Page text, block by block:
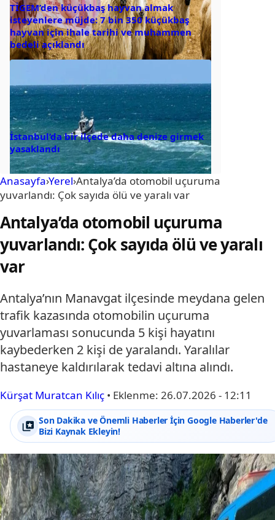
TİGEM’den küçükbaş hayvan almak
isteyenlere müjde: 7 bin 350 küçükbaş
hayvan için ihale tarihi ve muhammen
bedeli açıklandı
İstanbul’da bir ilçede daha denize girmek
yasaklandı
Anasayfa›Yerel›Antalya’da otomobil uçuruma
yuvarlandı: Çok sayıda ölü ve yaralı var
Antalya’da otomobil uçuruma
yuvarlandı: Çok sayıda ölü ve yaralı
var
Antalya’nın Manavgat ilçesinde meydana gelen
trafik kazasında otomobilin uçuruma
yuvarlaması sonucunda 5 kişi hayatını
kaybederken 2 kişi de yaralandı. Yaralılar
hastaneye kaldırılarak tedavi altına alındı.
Kürşat Muratcan Kılıç • Eklenme: 26.07.2026 - 12:11
Son Dakika ve Önemli Haberler İçin Google Haberler'de
Bizi Kaynak Ekleyin!